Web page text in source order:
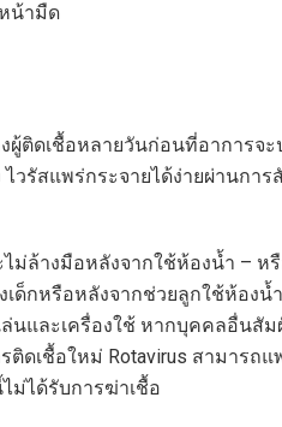
น้ามืด
ผู้ติดเชื้อหลายวันก่อนที่อาการ
วรัสแพร่กระจายได้ง่ายผ่านกา
ม่ล้างมือหลังจากใช้ห้องน้ำ –
ด็กหรือหลังจากช่วยลูกใช้ห้องน้
นและเครื่องใช้ หากบุคคลอื่นสั
ติดเชื้อใหม่ Rotavirus สามารถ
ม่ได้รับการฆ่าเชื้อ